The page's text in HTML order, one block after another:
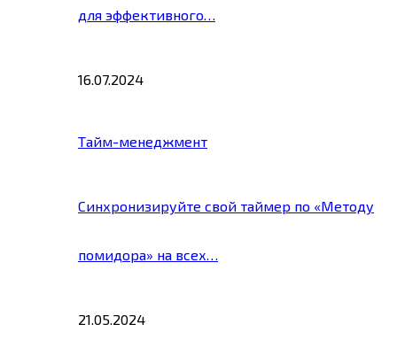
для эффективного…
16.07.2024
Тайм-менеджмент
Синхронизируйте свой таймер по «Методу
помидора» на всех…
21.05.2024